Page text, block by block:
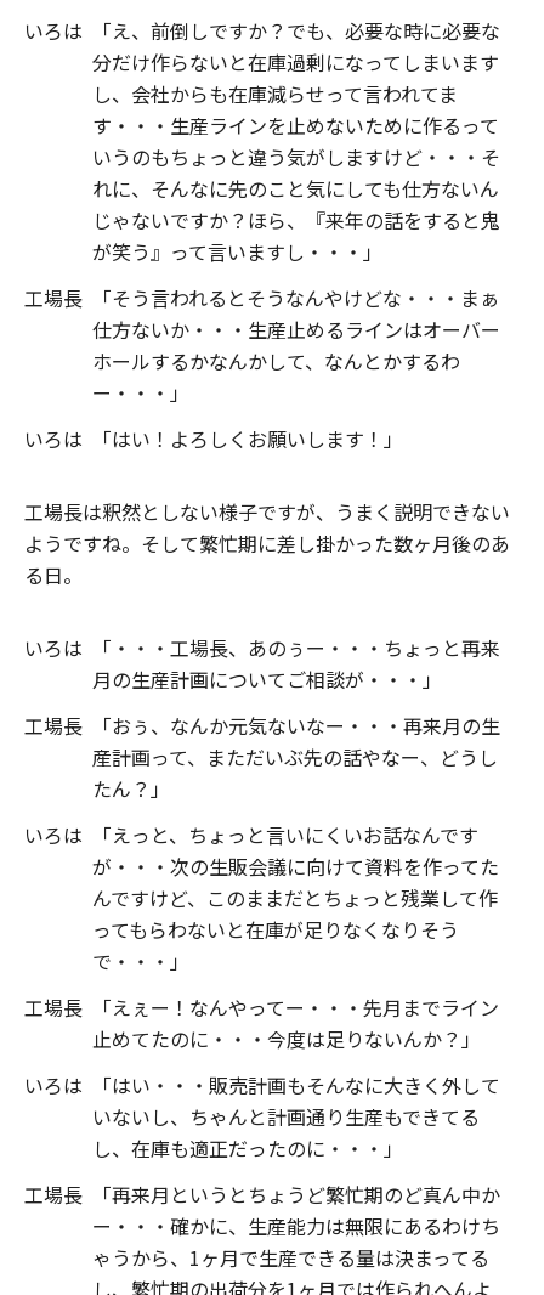
いろは
「え、前倒しですか？でも、必要な時に必要な
分だけ作らないと在庫過剰になってしまいます
し、会社からも在庫減らせって言われてま
す・・・生産ラインを止めないために作るって
いうのもちょっと違う気がしますけど・・・そ
れに、そんなに先のこと気にしても仕方ないん
じゃないですか？ほら、『来年の話をすると鬼
が笑う』って言いますし・・・」
工場長
「そう言われるとそうなんやけどな・・・まぁ
仕方ないか・・・生産止めるラインはオーバー
ホールするかなんかして、なんとかするわ
ー・・・」
いろは
「はい！よろしくお願いします！」
工場長は釈然としない様子ですが、うまく説明できない
ようですね。そして繁忙期に差し掛かった数ヶ月後のあ
る日。
いろは
「・・・工場長、あのぅー・・・ちょっと再来
月の生産計画についてご相談が・・・」
工場長
「おぅ、なんか元気ないなー・・・再来月の生
産計画って、まただいぶ先の話やなー、どうし
たん？」
いろは
「えっと、ちょっと言いにくいお話なんです
が・・・次の生販会議に向けて資料を作ってた
んですけど、このままだとちょっと残業して作
ってもらわないと在庫が足りなくなりそう
で・・・」
工場長
「えぇー！なんやってー・・・先月までライン
止めてたのに・・・今度は足りないんか？」
いろは
「はい・・・販売計画もそんなに大きく外して
いないし、ちゃんと計画通り生産もできてる
し、在庫も適正だったのに・・・」
工場長
「再来月というとちょうど繁忙期のど真ん中か
ー・・・確かに、生産能力は無限にあるわけち
ゃうから、1ヶ月で生産できる量は決まってる
し、繁忙期の出荷分を1ヶ月では作られへんよ